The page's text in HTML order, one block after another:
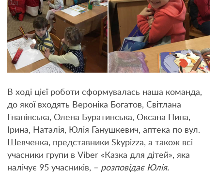
В ході цієї роботи сформувалась наша команда,
до якої входять Вероніка Богатов, Світлана
Гнапінська, Олена Буратинська, Оксана Пипа,
Ірина, Наталія, Юлія Ганушкевич, аптека по вул.
Шевченка, представники Skypizza, а також всі
учасники групи в Viber «Казка для дітей», яка
налічує 95 учасників, – розповідає Юлія.